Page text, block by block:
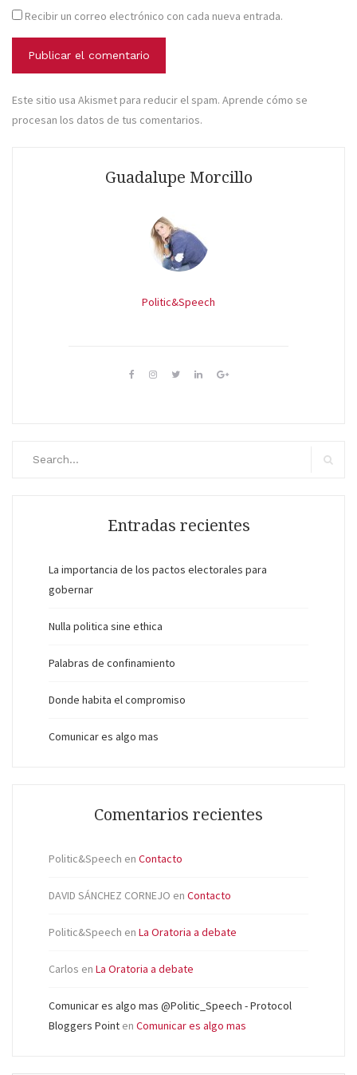
Recibir un correo electrónico con cada nueva entrada.
Este sitio usa Akismet para reducir el spam. Aprende cómo se
procesan los datos de tus comentarios.
Guadalupe Morcillo
Politic&Speech
Entradas recientes
La importancia de los pactos electorales para
gobernar
Nulla politica sine ethica
Palabras de confinamiento
Donde habita el compromiso
Comunicar es algo mas
Comentarios recientes
Politic&Speech en Contacto
DAVID SÁNCHEZ CORNEJO en Contacto
Politic&Speech en La Oratoria a debate
Carlos en La Oratoria a debate
Comunicar es algo mas @Politic_Speech - Protocol
Bloggers Point en Comunicar es algo mas